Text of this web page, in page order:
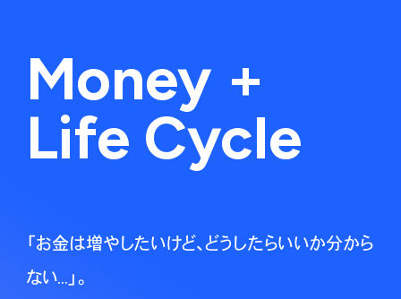
Money +
Life Cycle
「お金は増やしたいけど、どうしたらいいか分から
ない...」。